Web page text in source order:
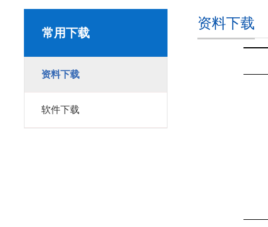
常用下载
资料下载
软件下载
资料下载